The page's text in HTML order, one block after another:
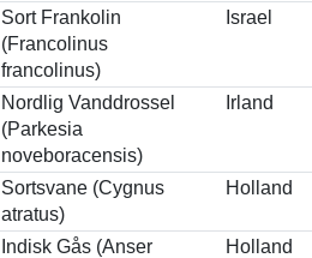
Sort Frankolin
(Francolinus
francolinus)
Israel
Nordlig Vanddrossel
(Parkesia
noveboracensis)
Irland
Sortsvane (Cygnus
atratus)
Holland
Indisk Gås (Anser
Holland